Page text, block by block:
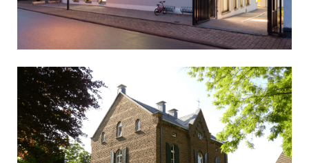
KITA ST. MARTIN
Bildung Kirchl. Bauen